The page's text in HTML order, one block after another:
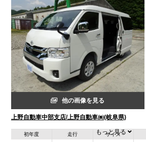
他の画像を見る
上野自動車中部支店/上野自動車㈱(岐阜県)
初年度 走行 サイズ
もっと見る